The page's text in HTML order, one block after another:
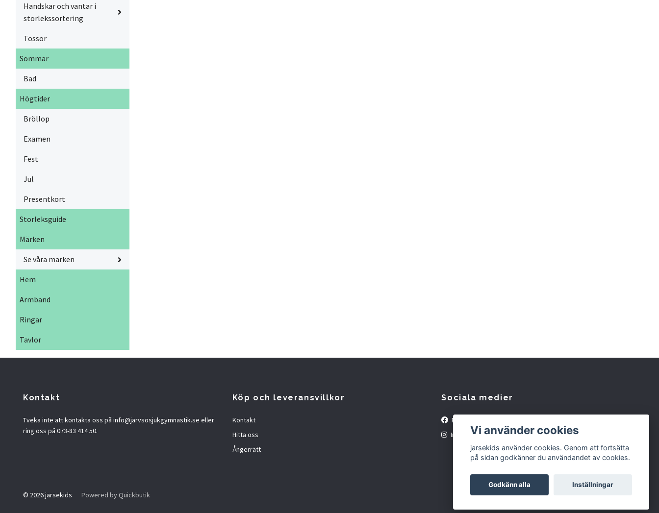
Handskar och vantar i
storlekssortering
Tossor
Sommar
Bad
Högtider
Bröllop
Examen
Fest
Jul
Presentkort
Storleksguide
Märken
Se våra märken
Hem
Armband
Ringar
Tavlor
Kontakt
Tveka inte att kontakta oss på info@jarvsosjukgymnastik.se eller
ring oss på 073-83 414 50.
Köp och leveransvillkor
Kontakt
Hitta oss
Ångerrätt
Sociala medier
Facebook
Instagram
© 2026 jarsekids Powered by Quickbutik
Vi använder cookies
jarsekids använder cookies. Genom att fortsätta
på sidan godkänner du användandet av cookies.
Godkänn alla Inställningar